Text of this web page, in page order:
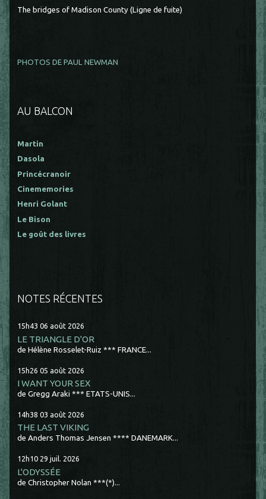
The bridges of Madison County (Ligne de fuite)
PHOTOS DE PAUL NEWMAN
AU BALCON
Martin
Dasola
Princécranoir
Cinememories
Henri Golant
Le Bison
Le goût des livres
NOTES RÉCENTES
15h43 06 août 2026
LE TRIANGLE D'OR
de Hélène Rosselet-Ruiz *** FRANCE...
15h26 05 août 2026
I WANT YOUR SEX
de Gregg Araki *** ETATS-UNIS...
14h38 03 août 2026
THE LAST VIKING
de Anders Thomas Jensen **** DANEMARK...
12h10 29 juil. 2026
L'ODYSSÉE
de Christopher Nolan ***(*)...